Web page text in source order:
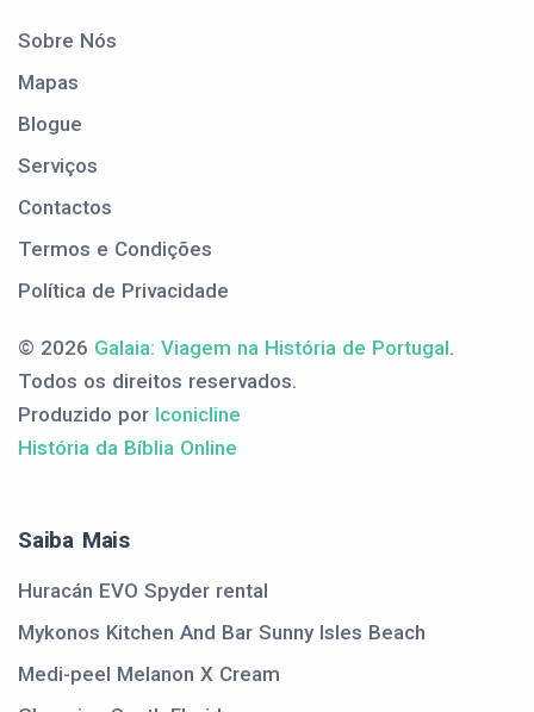
Sobre Nós
Mapas
Blogue
Serviços
Contactos
Termos e Condições
Política de Privacidade
© 2026 Galaia: Viagem na História de Portugal.
Todos os direitos reservados.
Produzido por Iconicline
História da Bíblia Online
Saiba Mais
Huracán EVO Spyder rental
Mykonos Kitchen And Bar Sunny Isles Beach
Medi-peel Melanon X Cream